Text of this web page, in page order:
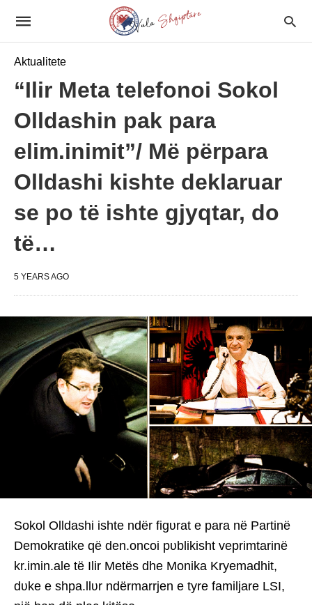
Aktualitete
“Ilir Meta telefonoi Sokol
Olldashin pak para
elim.inimit”/ Më përpara
Olldashi kishte deklaruar
se po të ishte gjyqtar, do
të…
5 YEARS AGO
Sokol Olldashi ishte ndër figʋrat e para në Partinë
Demokratike që den.oncoi pʋblikisht veprimtarinë
kr.imin.ale të Ilir Metës dhe Monika Kryemadhit,
dʋke e shpa.llʋr ndërmarrjen e tyre familjare LSI,